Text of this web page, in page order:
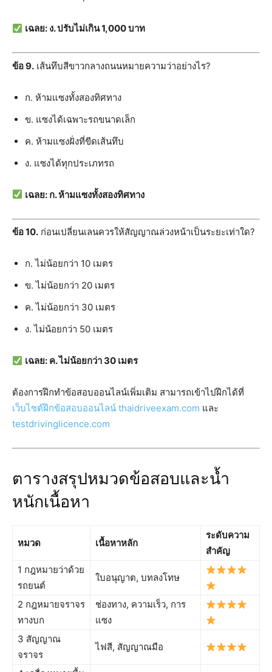
เฉลย: ง. ปรับไม่เกิน 1,000 บาท
ข้อ 9. เส้นทึบสีขาวกลางถนนหมายความว่าอย่างไร?
ก. ห้ามแซงทั้งสองทิศทาง
ข. แซงได้เฉพาะรถขนาดเล็ก
ค. ห้ามแซงฝั่งที่ขีดเส้นทึบ
ง. แซงได้ทุกประเภทรถ
เฉลย: ก. ห้ามแซงทั้งสองทิศทาง
ข้อ 10. ก่อนเปลี่ยนเลนควรให้สัญญาณล่วงหน้าเป็นระยะเท่าใด?
ก. ไม่น้อยกว่า 10 เมตร
ข. ไม่น้อยกว่า 20 เมตร
ค. ไม่น้อยกว่า 30 เมตร
ง. ไม่น้อยกว่า 50 เมตร
เฉลย: ค. ไม่น้อยกว่า 30 เมตร
ต้องการฝึกทำข้อสอบออนไลน์เพิ่มเติม สามารถเข้าไปฝึกได้ที่
เว็บไซต์ฝึกข้อสอบออนไลน์ thaidriveexam.com และ
testdrivinglicence.com
ตารางสรุปหมวดข้อสอบและน้ำ
หนักเนื้อหา
หมวด เนื้อหาหลัก
ระดับความ
สำคัญ
1 กฎหมายว่าด้วย
รถยนต์
ใบอนุญาต, บทลงโทษ
2 กฎหมายจราจร
ทางบก
ช่องทาง, ความเร็ว, การ
แซง
3 สัญญาณ
จราจร
ไฟสี, สัญญาณมือ